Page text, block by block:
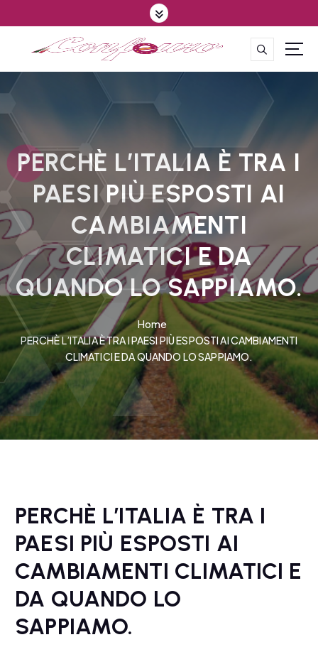
k
t
t
PERCHÈ L’ITALIA È TRA I
PAESI PIÙ ESPOSTI AI
CAMBIAMENTI
CLIMATICI E DA
QUANDO LO SAPPIAMO.
Home
PERCHÈ L’ITALIA È TRA I PAESI PIÙ ESPOSTI AI CAMBIAMENTI
CLIMATICI E DA QUANDO LO SAPPIAMO.
PERCHÈ L’ITALIA È TRA I
PAESI PIÙ ESPOSTI AI
CAMBIAMENTI CLIMATICI E
DA QUANDO LO
SAPPIAMO.